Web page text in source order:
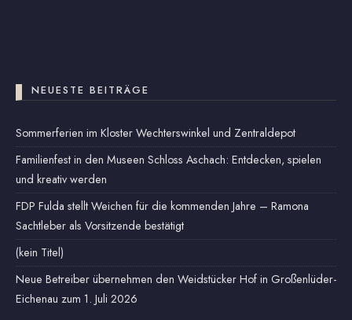
NEUESTE BEITRÄGE
Sommerferien im Kloster Wechterswinkel und Zentraldepot
Familienfest in den Museen Schloss Aschach: Entdecken, spielen
und kreativ werden
FDP Fulda stellt Weichen für die kommenden Jahre – Ramona
Sachtleber als Vorsitzende bestätigt
(kein Titel)
Neue Betreiber übernehmen den Weidstücker Hof in Großenlüder-
Eichenau zum 1. Juli 2026